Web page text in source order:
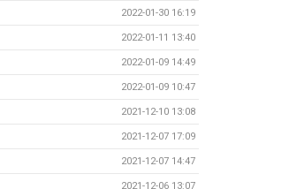
2022-01-30 16:19
2022-01-11 13:40
2022-01-09 14:49
2022-01-09 10:47
2021-12-10 13:08
2021-12-07 17:09
2021-12-07 14:47
2021-12-06 13:07